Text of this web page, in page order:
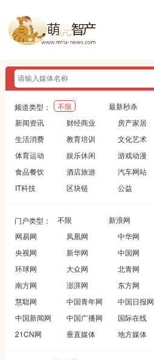
频道类型： 不限 最新秒杀
新闻资讯
财经商业 房产家居
生活消费
教育培训 文化艺术
体育运动
娱乐休闲 游戏动漫
食品餐饮
酒店旅游 汽车网站
IT科技
区块链 公益
门户类型： 不限 新浪网
网易网
凤凰网 中华网
央视网
新华网 中国网
环球网
大众网 北青网
南方网
澎湃网 东方网
慧聪网
中国青年网 中国日报网
中国新闻网
中国广播网 国际在线
21CN网
垂直媒体 地方媒体